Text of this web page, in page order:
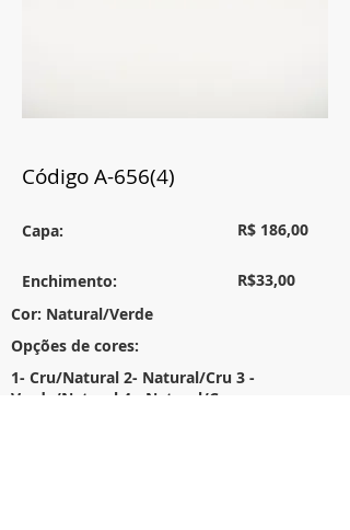
Código A-656(4)
Capa: R$ 186,00
Enchimento:
R$33,00
Cor: Natural/Verde
Opções de cores:
1- Cru/Natural 2- Natural/Cru 3 -
Verde/Natural 4 - Natural/Cru